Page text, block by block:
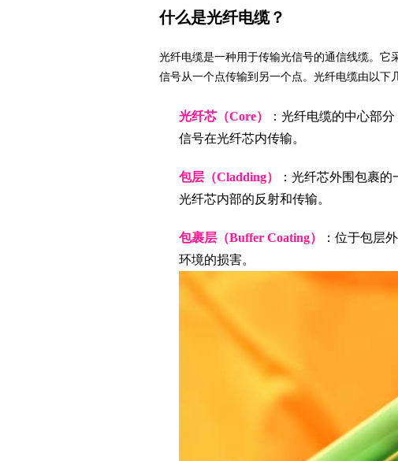
什么是光纤电缆？
光纤电缆是一种用于传输光信号的通信线缆。它
信号从一个点传输到另一个点。光纤电缆由以下
光纤芯（Core）
：光纤电缆的中心部
信号在光纤芯内传输。
包层（Cladding）
：光纤芯外围包裹
光纤芯内部的反射和传输。
包裹层（Buffer Coating）
：位于包层
环境的损害。